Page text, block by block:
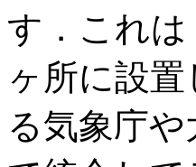
す．これ
ヶ所に設
る気象庁